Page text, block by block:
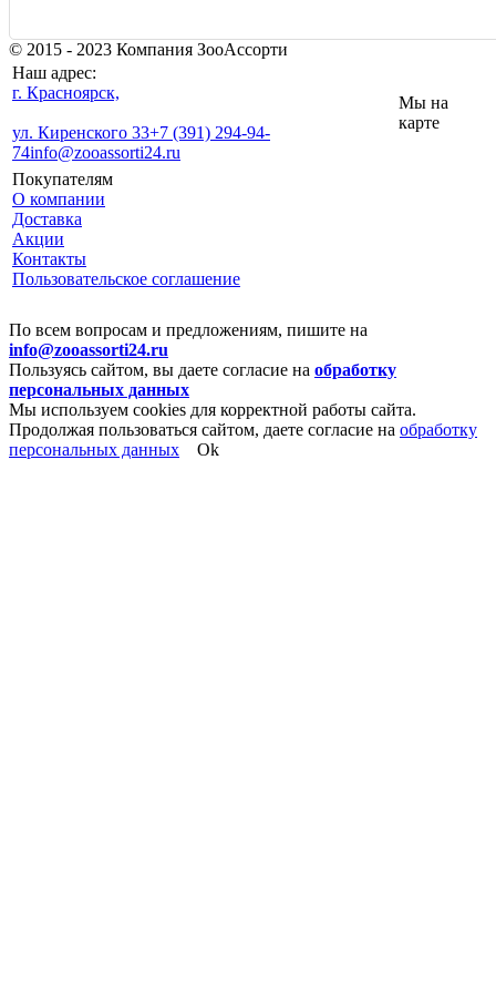
© 2015 - 2023 Компания ЗооАссорти
Наш адрес:
г. Красноярск,
ул. Киренского 33+7 (391) 294-94-
74info@zooassorti24.ru
Мы на
карте
Покупателям
О компании
Доставка
Акции
Контакты
Пользовательское соглашение
По всем вопросам и предложениям, пишите на
info@zooassorti24.ru
Пользуясь сайтом, вы даете согласие на обработку
персональных данных
Мы используем cookies для корректной работы сайта.
Продолжая пользоваться сайтом, даете согласие на обработку
персональных данных
Ok